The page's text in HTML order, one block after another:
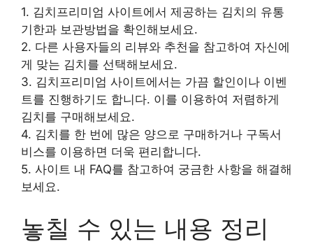
1. 김치프리미엄 사이트에서 제공하는 김치의 유통
기한과 보관방법을 확인해보세요.
2. 다른 사용자들의 리뷰와 추천을 참고하여 자신에
게 맞는 김치를 선택해보세요.
3. 김치프리미엄 사이트에서는 가끔 할인이나 이벤
트를 진행하기도 합니다. 이를 이용하여 저렴하게
김치를 구매해보세요.
4. 김치를 한 번에 많은 양으로 구매하거나 구독서
비스를 이용하면 더욱 편리합니다.
5. 사이트 내 FAQ를 참고하여 궁금한 사항을 해결해
보세요.
놓칠 수 있는 내용 정리